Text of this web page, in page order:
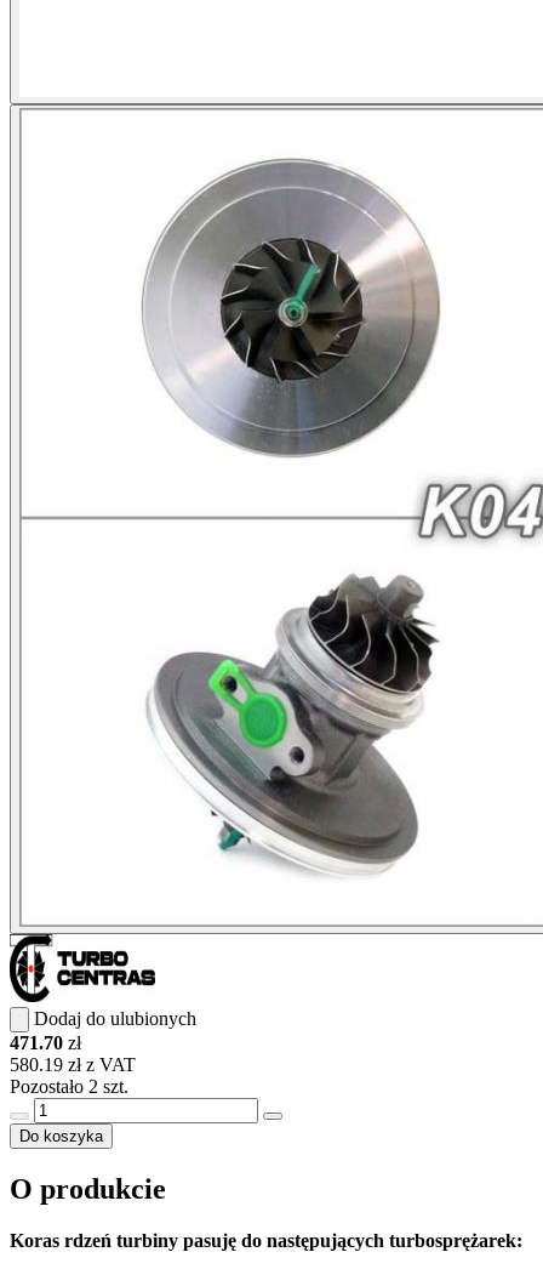
Dodaj do ulubionych
471.70 zł
580.19 zł z VAT
Pozostało 2 szt.
Do koszyka
O produkcie
Koras rdzeń turbiny pasuję do następujących turbosprężarek: